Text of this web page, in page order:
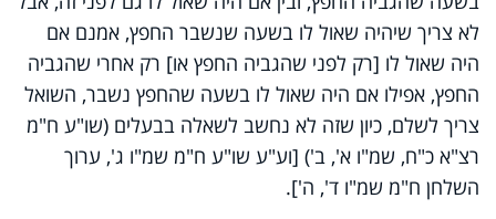
לא צריך שיהיה שאול לו בשעה שנשבר החפץ, אמנם אם
היה שאול לו [רק לפני שהגביה החפץ או] רק אחרי שהגביה
החפץ, אפילו אם היה שאול לו בשעה שהחפץ נשבר, השואל
צריך לשלם, כיון שזה לא נחשב לשאלה בבעלים (שו"ע ח"מ
רצ"א כ"ח, שמ"ו א', ב') [וע"ע שו"ע ח"מ שמ"ו ג', ערוך
השלחן ח"מ שמ"ו ד', ה'].